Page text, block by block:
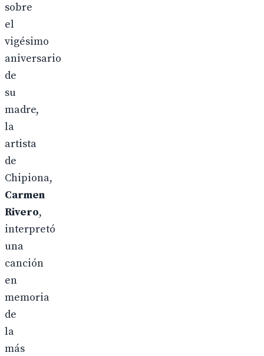
sobre
el
vigésimo
aniversario
de
su
madre,
la
artista
de
Chipiona,
Carmen
Rivero,
interpretó
una
canción
en
memoria
de
la
más